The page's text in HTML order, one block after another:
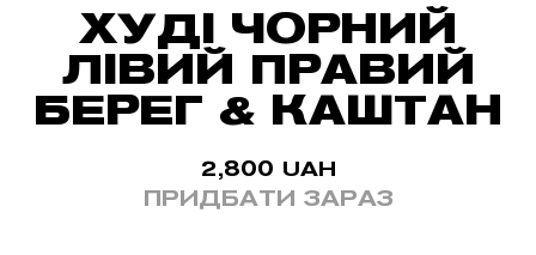
ХУДІ ЧОРНИЙ
ЛІВИЙ ПРАВИЙ
БЕРЕГ & КАШТАН
2,800 UAH
ПРИДБАТИ ЗАРАЗ